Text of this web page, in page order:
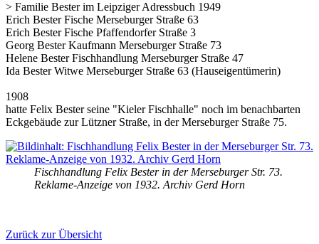
> Familie Bester im Leipziger Adressbuch 1949
Erich Bester Fische Merseburger Straße 63
Erich Bester Fische Pfaffendorfer Straße 3
Georg Bester Kaufmann Merseburger Straße 73
Helene Bester Fischhandlung Merseburger Straße 47
Ida Bester Witwe Merseburger Straße 63 (Hauseigentümerin)
1908
hatte Felix Bester seine "Kieler Fischhalle" noch im benachbarten
Eckgebäude zur Lützner Straße, in der Merseburger Straße 75.
Fischhandlung Felix Bester in der Merseburger Str. 73.
Reklame-Anzeige von 1932. Archiv Gerd Horn
Zurück zur Übersicht